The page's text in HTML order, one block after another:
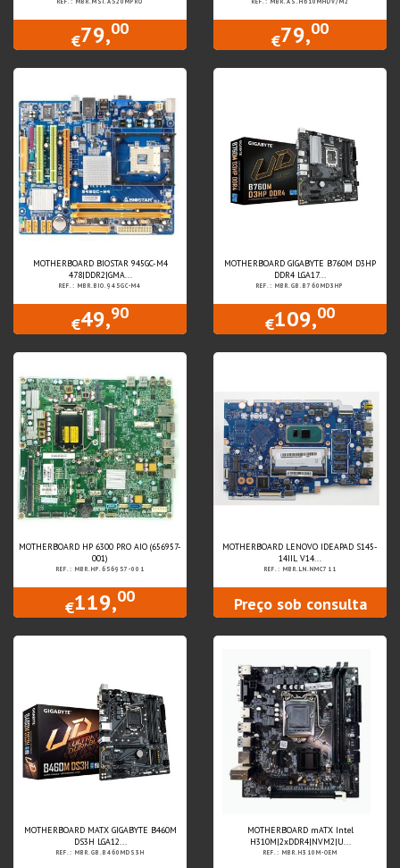
REF.: MBR.MSI.A520MPRO
€79,00
REF.: MBR.AS.H610MHDV/M2
€79,00
MOTHERBOARD BIOSTAR 945GC-M4
478|DDR2|GMA...
REF.: MBR.BIO.945GC-M4
€49,90
MOTHERBOARD GIGABYTE B760M D3HP
DDR4 LGA17...
REF.: MBR.GB.B760MD3HP
€109,00
MOTHERBOARD HP 6300 PRO AIO (656957-
001)
REF.: MBR.HP.656957-001
€119,00
MOTHERBOARD LENOVO IDEAPAD S145-
14IIL V14...
REF.: MBR.LN.NMC711
Preço sob consulta
MOTHERBOARD MATX GIGABYTE B460M
DS3H LGA12...
REF.: MBR.GB.B460MDS3H
MOTHERBOARD mATX Intel
H310M|2xDDR4|NVM2|U...
REF.: MBR.H310M-OEM